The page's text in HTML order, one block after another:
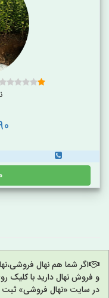
اگر شما هم نهال
و فروش نهال دارید با کلیک
در سایت «نهال فروشی» ثبت